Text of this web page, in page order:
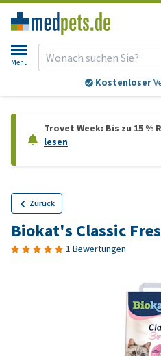
Menu
Kostenloser
Trovet Week: Bis zu 15
lesen
Zurück
Biokat's Classic
1 Bewertungen